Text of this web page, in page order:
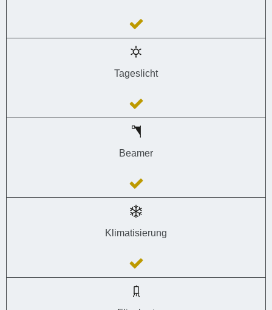
Tageslicht
Beamer
Klimatisierung